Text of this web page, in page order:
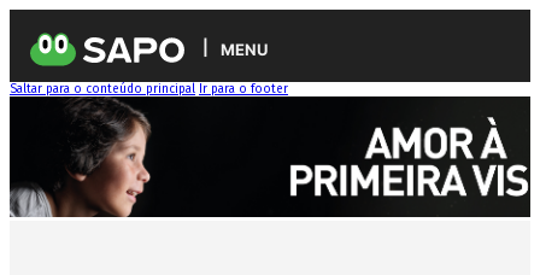
MENU
Saltar para o conteúdo principal Ir para o footer